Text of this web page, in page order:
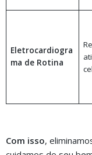
Eletrocardiogra
ma de Rotina
Com isso,